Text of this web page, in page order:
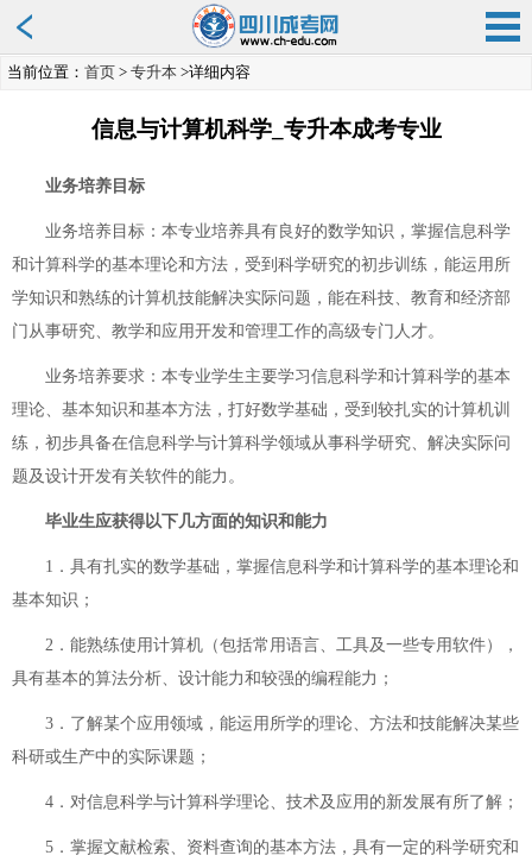
当前位置： 首页 > 专升本 >详细内容
信息与计算机科学_专升本成考专业
业务培养目标
业务培养目标：本专业培养具有良好的数学知识，掌握信息科学
和计算科学的基本理论和方法，受到科学研究的初步训练，能运用所
学知识和熟练的计算机技能解决实际问题，能在科技、教育和经济部
门从事研究、教学和应用开发和管理工作的高级专门人才。
业务培养要求：本专业学生主要学习信息科学和计算科学的基本
理论、基本知识和基本方法，打好数学基础，受到较扎实的计算机训
练，初步具备在信息科学与计算科学领域从事科学研究、解决实际问
题及设计开发有关软件的能力。
毕业生应获得以下几方面的知识和能力
1．具有扎实的数学基础，掌握信息科学和计算科学的基本理论和
基本知识；
2．能熟练使用计算机（包括常用语言、工具及一些专用软件），
具有基本的算法分析、设计能力和较强的编程能力；
3．了解某个应用领域，能运用所学的理论、方法和技能解决某些
科研或生产中的实际课题；
4．对信息科学与计算科学理论、技术及应用的新发展有所了解；
5．掌握文献检索、资料查询的基本方法，具有一定的科学研究和